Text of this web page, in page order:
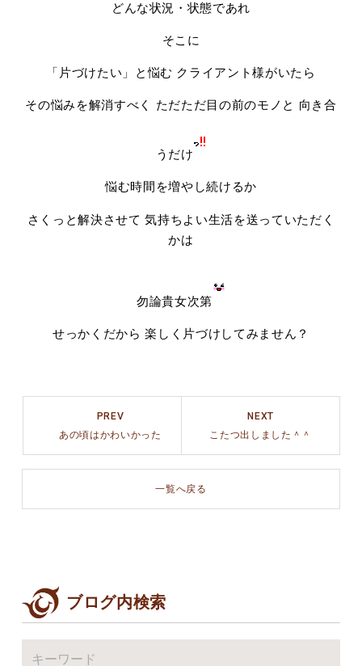
どんな状況・状態であれ
そこに
「片づけたい」と悩む クライアント様がいたら
その悩みを解消すべく ただただ目の前のモノと 向き合
うだけ
悩む時間を増やし続けるか
さくっと解決させて 気持ちよい生活を送っていただく
かは
勿論貴女次第
せっかくだから 楽しく片づけしてみません？
NEXT
こたつ出しました＾＾
PREV
あの頃はかわいかった
一覧へ戻る
ブログ内検索